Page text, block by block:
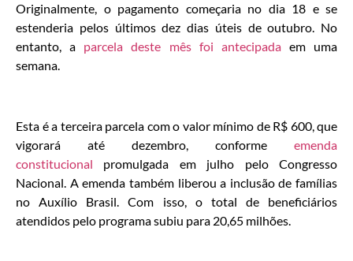
Originalmente, o pagamento começaria no dia 18 e se
estenderia pelos últimos dez dias úteis de outubro. No
entanto, a parcela deste mês foi antecipadaem uma
semana.
Esta é a terceira parcela com o valor mínimo de R$ 600, que
vigorará até dezembro, conforme emenda
constitucional promulgada em julho pelo Congresso
Nacional. A emenda também liberou a inclusão de famílias
no Auxílio Brasil. Com isso, o total de beneficiários
atendidos pelo programa subiu para 20,65 milhões.